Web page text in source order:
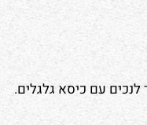
לנכים עם כיסא גלגלים.